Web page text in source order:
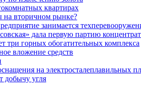
квартирах
на вторичном рынке?
занимается
дала первую партию
три горных обогатительных комплекса
вложение средств
на электросталеплавильных
добычу угля